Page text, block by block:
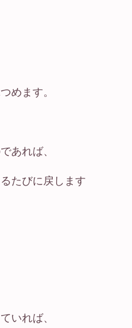
めます。
あれば、
たびに戻します
いれば、